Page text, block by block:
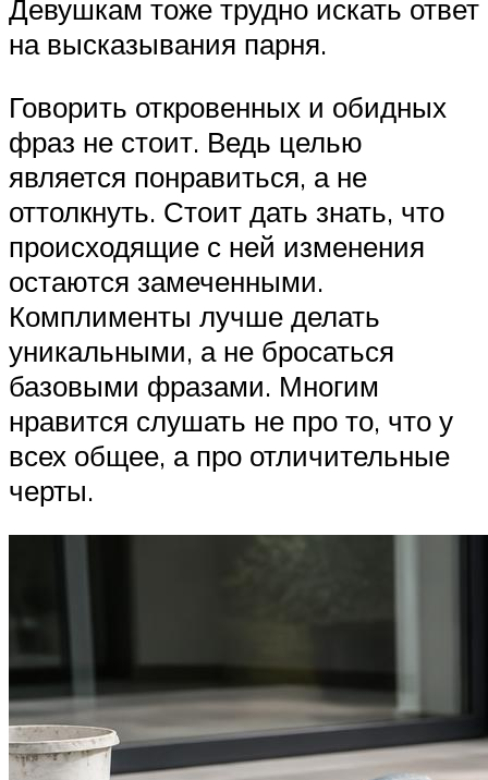
Девушкам тоже трудно искать ответ
на высказывания парня.
Говорить откровенных и обидных
фраз не стоит. Ведь целью
является понравиться, а не
оттолкнуть. Стоит дать знать, что
происходящие с ней изменения
остаются замеченными.
Комплименты лучше делать
уникальными, а не бросаться
базовыми фразами. Многим
нравится слушать не про то, что у
всех общее, а про отличительные
черты.